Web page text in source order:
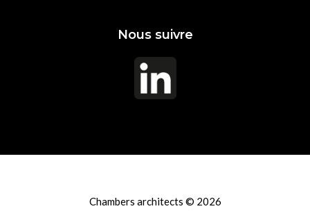
Nous suivre
Chambers architects © 2026